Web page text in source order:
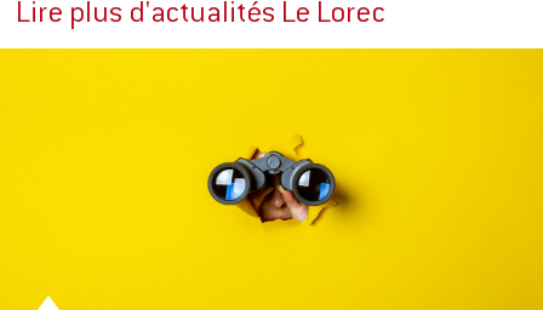
Lire plus d'actualités Le Lorec